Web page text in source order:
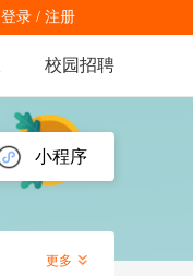
登录 / 注册
校园招聘
小程序
更多